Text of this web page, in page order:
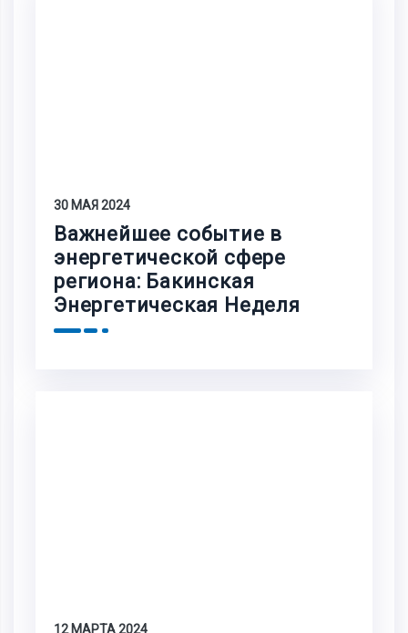
30 МАЯ 2024
Важнейшее событие в
энергетической сфере
региона: Бакинская
Энергетическая Неделя
12 МАРТА 2024